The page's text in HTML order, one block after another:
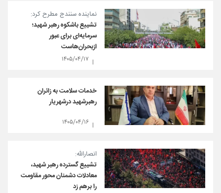
نماینده سنندج مطرح کرد:
تشییع باشکوه رهبر شهید؛
سرمایه‌ای برای عبور
ازبحران‌هاست
۱۴۰۵/۰۴/۱۷
خدمات سلامت به زائران
رهبرشهید درشهریار
۱۴۰۵/۰۴/۱۶
انصارالله:
تشییع گسترده رهبر شهید،
معادلات دشمنان محور مقاومت
را برهم زد